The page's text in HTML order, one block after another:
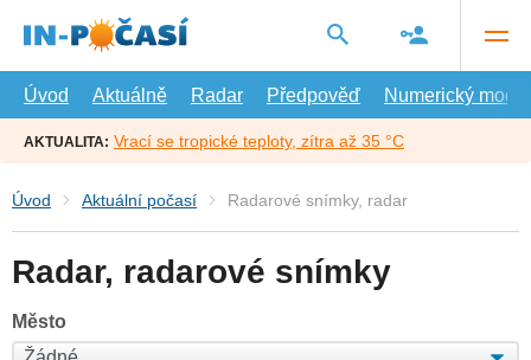
hlavní
Úvod
Aktuálně Radar Předpověď Numerický model
AKTUALITA: Vrací se tropické teploty, zítra až 35 °C
Úvod Aktuální počasí Radarové snímky, radar
Radar, radarové snímky
Město